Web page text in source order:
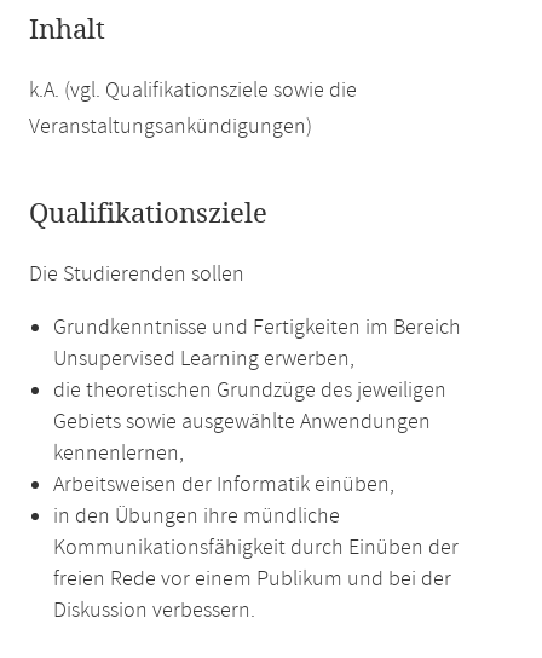
Inhalt
k.A. (vgl. Qualifikationsziele sowie die
Veranstaltungsankündigungen)
Qualifikationsziele
Die Studierenden sollen
Grundkenntnisse und Fertigkeiten im Bereich
Unsupervised Learning erwerben,
die theoretischen Grundzüge des jeweiligen
Gebiets sowie ausgewählte Anwendungen
kennenlernen,
Arbeitsweisen der Informatik einüben,
in den Übungen ihre mündliche
Kommunikationsfähigkeit durch Einüben der
freien Rede vor einem Publikum und bei der
Diskussion verbessern.